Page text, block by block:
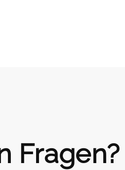
Fragen?